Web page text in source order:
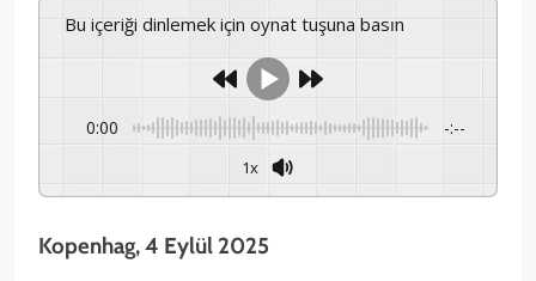
Bu içeriği dinlemek için oynat tuşuna basın
0:00 -:--
1x
Kopenhag, 4 Eylül 2025